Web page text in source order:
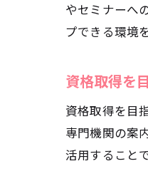
やセミナーへ
プできる環境
資格取得を
資格取得を目
専門機関の案
活用すること